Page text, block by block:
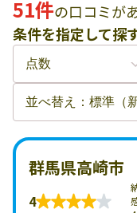
51件の口コミが
条件を指定して探
群馬県高崎市
4